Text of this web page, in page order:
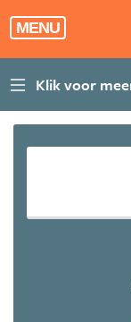
MENU